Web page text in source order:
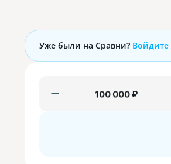
Уже были на Сравни? Войдите
₽